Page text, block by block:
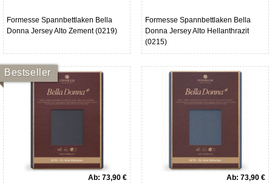
Formesse Spannbettlaken Bella
Donna Jersey Alto Zement (0219)
Formesse Spannbettlaken Bella
Donna Jersey Alto Hellanthrazit
(0215)
Bestseller
Ab: 73,90 € Ab: 73,90 €